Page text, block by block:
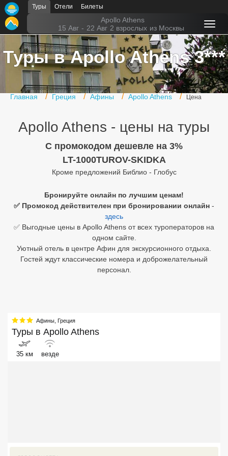
Туры Отели Билеты
Apollo Athens
15 Авг - 22 Авг 2 взрослых из Москвы
Туры в Apollo Athens 3***
Главная Греция Афины Apollo Athens Цена
Apollo Athens - цены на туры
C промокодом дешевле на 3%
LT-1000TUROV-SKIDKA
Кроме предложений Библио - Глобус
Бронируйте онлайн по лучшим ценам!
✅ Промокод действителен при бронировании онлайн -
здесь
✅ Выгодные цены в Apollo Athens от всех туроператоров на
одном сайте.
Уютный отель в центре Афин для экскурсионного отдыха.
Гостей ждут классические номера и доброжелательный
персонал.
Афины, Греция
Туры в Apollo Athens
35 км везде
Главная
Горящие туры
Туры в Турцию
Туры в Египет
Офис г. Москва
Подборки отелей
Таиланд
ОАЭ
Египет
Вьетнам
Хайнань